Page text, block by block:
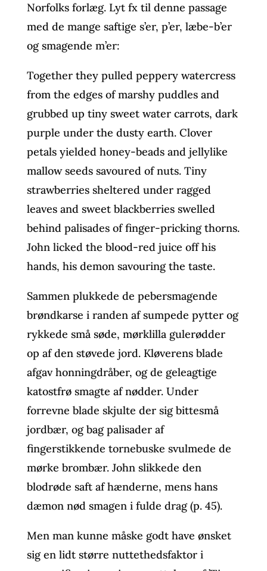
Norfolks forlæg. Lyt fx til denne passage
med de mange saftige s’er, p’er, læbe-b’er
og smagende m’er:
Together they pulled peppery watercress
from the edges of marshy puddles and
grubbed up tiny sweet water carrots, dark
purple under the dusty earth. Clover
petals yielded honey-beads and jellylike
mallow seeds savoured of nuts. Tiny
strawberries sheltered under ragged
leaves and sweet blackberries swelled
behind palisades of finger-pricking thorns.
John licked the blood-red juice off his
hands, his demon savouring the taste.
Sammen plukkede de pebersmagende
brøndkarse i randen af sumpede pytter og
rykkede små søde, mørklilla gulerødder
op af den støvede jord. Kløverens blade
afgav honningdråber, og de geleagtige
katostfrø smagte af nødder. Under
forrevne blade skjulte der sig bittesmå
jordbær, og bag palisader af
fingerstikkende tornebuske svulmede de
mørke brombær. John slikkede den
blodrøde saft af hænderne, mens hans
dæmon nød smagen i fulde drag (p. 45).
Men man kunne måske godt have ønsket
sig en lidt større nuttethedsfaktor i